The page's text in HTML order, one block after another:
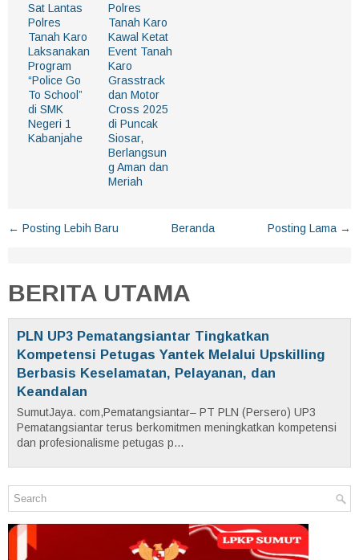
Sat Lantas
Polres
Tanah Karo
Laksanakan
Program
“Police Go
To School”
di SMK
Negeri 1
Kabanjahe
Polres
Tanah Karo
Kawal Ketat
Event Tanah
Karo
Grasstrack
dan Motor
Cross 2025
di Puncak
Siosar,
Berlangsun
g Aman dan
Meriah
← Posting Lebih Baru Posting Lama →
Beranda
BERITA UTAMA
PLN UP3 Pematangsiantar Tingkatkan
Kompetensi Petugas Yantek Melalui Upskilling
Berbasis Keselamatan, Pelayanan, dan
Keandalan
SumutJaya. com,Pematangsiantar– PT PLN (Persero) UP3
Pematangsiantar terus berkomitmen meningkatkan kompetensi
dan profesionalisme petugas p...